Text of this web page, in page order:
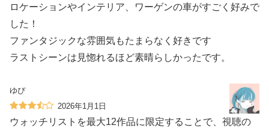
ロケーションやインテリア、ワーゲンの車がすごく好みで
した！
ファンタジックな雰囲気もたまらなく好きです
ラストシーンは見惚れるほど素晴らしかったです。
ゆぴ
2026年1月1日
ウォッチリストを最大12作品に限定することで、視聴の